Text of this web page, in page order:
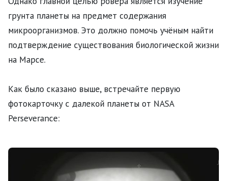
грунта планеты на предмет содержания
микроорганизмов. Это должно помочь учёным найти
подтверждение существования биологической жизни
на Марсе.
Как было сказано выше, встречайте первую
фотокарточку с далекой планеты от NASA
Perseverance: